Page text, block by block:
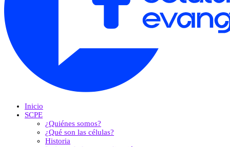
Inicio
SCPE
¿Quiénes somos?
¿Qué son las células?
Historia